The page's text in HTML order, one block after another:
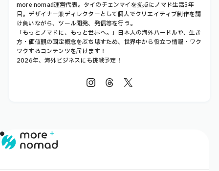
more nomad運営代表。タイのチェンマイを拠点にノマド生活5年
目。デザイナー兼ディレクターとして個人でクリエイティブ制作を請
け負いながら、ツール開発、発信等を行う。
「もっとノマドに、もっと世界へ。」日本人の海外ハードルや、生き
方・価値観の固定概念をぶち壊すため、世界中から役立つ情報・ワク
ワクするコンテンツを届けます！
2026年、海外ビジネスにも挑戦予定！